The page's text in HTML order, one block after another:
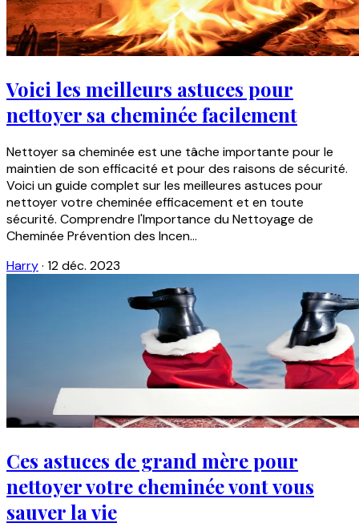
Voici les meilleurs astuces pour
nettoyer sa cheminée facilement
Nettoyer sa cheminée est une tâche importante pour le
maintien de son efficacité et pour des raisons de sécurité.
Voici un guide complet sur les meilleures astuces pour
nettoyer votre cheminée efficacement et en toute
sécurité. Comprendre l'Importance du Nettoyage de
Cheminée Prévention des Incen...
Harry· 12 déc. 2023
Ces astuces de grand mère pour
nettoyer votre cheminée vont vous
sauver la vie